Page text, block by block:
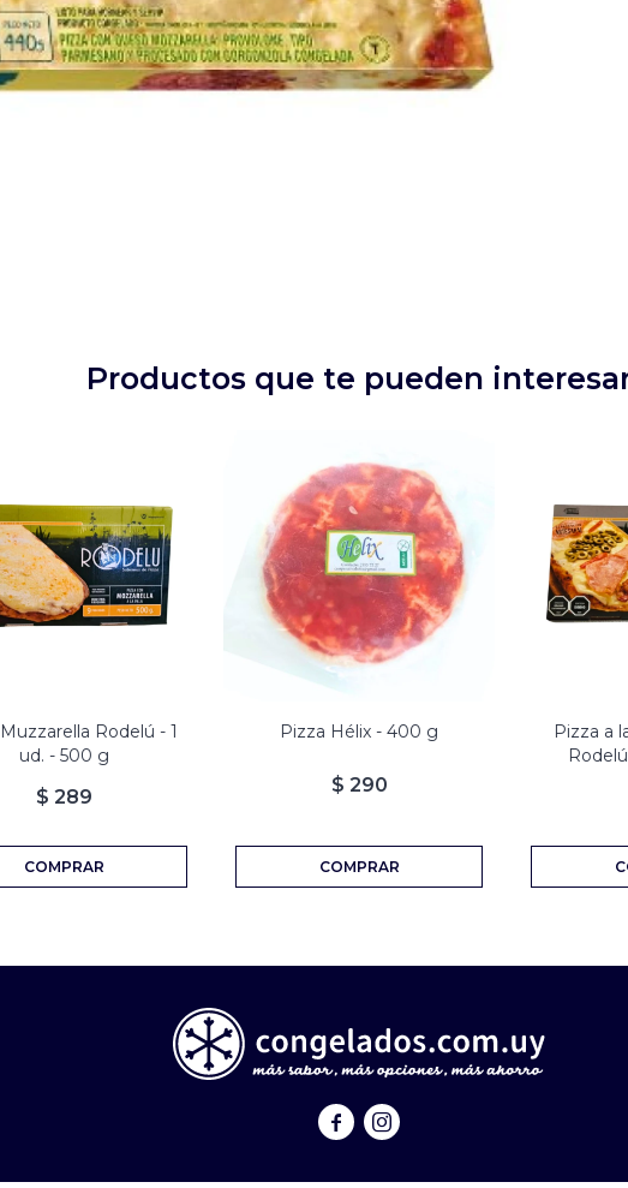
Productos que te pueden
Rodelú - 1
ud. - 500 g
$ 289
Pizza Hélix - 400 g
$ 290
Pizza a
 